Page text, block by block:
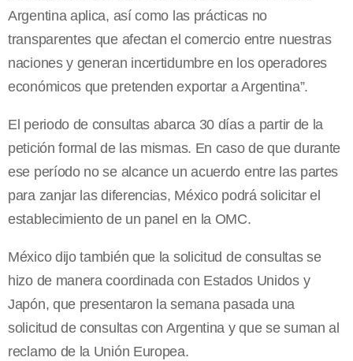
Argentina aplica, así como las prácticas no
transparentes que afectan el comercio entre nuestras
naciones y generan incertidumbre en los operadores
económicos que pretenden exportar a Argentina”.
El periodo de consultas abarca 30 días a partir de la
petición formal de las mismas. En caso de que durante
ese período no se alcance un acuerdo entre las partes
para zanjar las diferencias, México podrá solicitar el
establecimiento de un panel en la OMC.
México dijo también que la solicitud de consultas se
hizo de manera coordinada con Estados Unidos y
Japón, que presentaron la semana pasada una
solicitud de consultas con Argentina y que se suman al
reclamo de la Unión Europea.